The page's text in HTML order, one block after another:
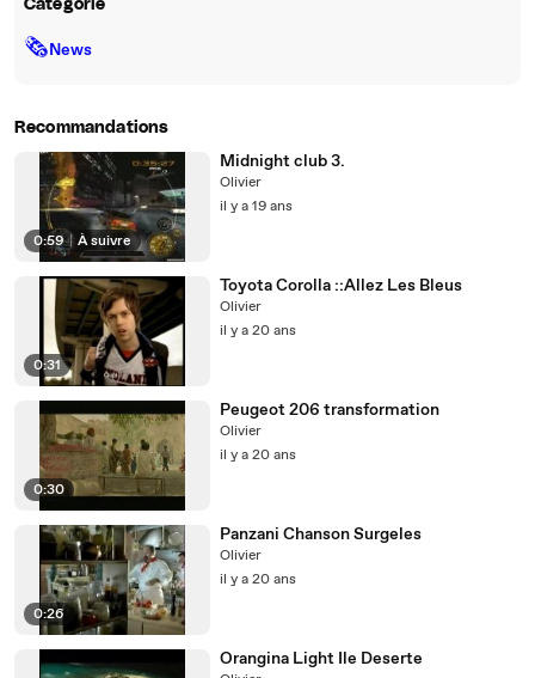
Catégorie
🗞News
Recommandations
0:59 | À suivre
Midnight club 3.
Olivier
il y a 19 ans
0:31
Toyota Corolla ::Allez Les Bleus
Olivier
il y a 20 ans
0:30
Peugeot 206 transformation
Olivier
il y a 20 ans
0:26
Panzani Chanson Surgeles
Olivier
il y a 20 ans
Orangina Light Ile Deserte